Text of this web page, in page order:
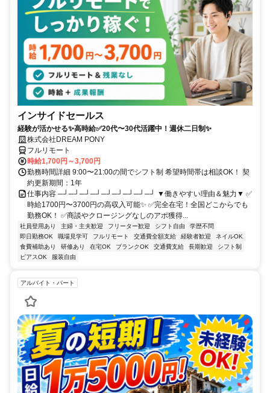
インサイドセールス
経験が活かせる✨高時給✅20代〜30代活躍中！週休二日制✨
株式会社DREAM PONY
フルリモート
時給1,700円～3,700円
勤務時間詳細 9:00〜21:00の間でシフト制 希望時間帯は相談OK！ 契
約更新期間：1年
仕事内容 ─┘─┘─┘─┘─┘─┘─┘─┘─┘ ▼働きやすい理由＆魅力▼ ✅
時給1700円〜3700円の高収入可能✨ ✅完全在宅！全国どこからでも
勤務OK！ ✅商談やクロージングなしのアポ獲得...
社員登用あり 主婦・主夫歓迎 フリーター歓迎 シフト自由
学歴不問
即日勤務OK
職場見学可 フルリモート 交通費全額支給 経験者歓迎
ネイルOK
食費補助あり
研修あり 在宅OK ブランクOK 交通費支給 長期歓迎
シフト制
ピアスOK
服装自由
アルバイト・パート